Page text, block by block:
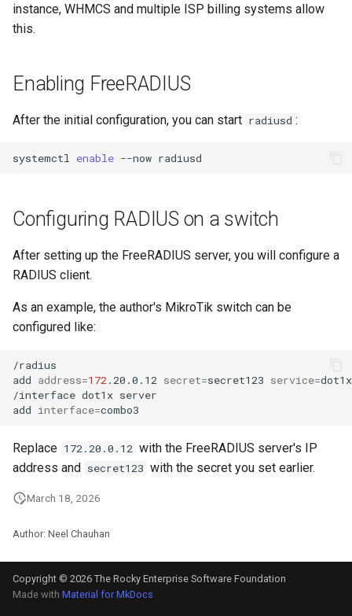
instance, WHMCS and multiple ISP billing systems allow
this.
Enabling FreeRADIUS
After the initial configuration, you can start radiusd :
systemctl enable --now
Configuring RADIUS on a switch
After setting up the FreeRADIUS server, you will configure a
RADIUS client.
As an example, the author's MikroTik switch can be
configured like:
/radius
add address=172 .20.0.12 secret=secret123 service=dot1x
/interface dot1x server
add interface=
Replace 172.20.0.12 with the FreeRADIUS server's IP
address and secret123 with the secret you set earlier.
March 18, 2026
Author: Neel Chauhan
Copyright © 2026 The Rocky Enterprise Software Foundation
Made with Material for MkDocs